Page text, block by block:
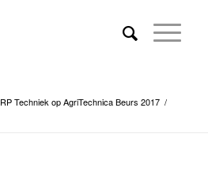
RP Techniek op AgriTechnica Beurs 2017 /